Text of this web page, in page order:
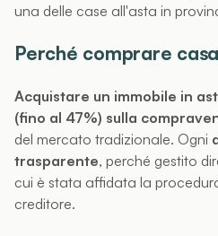
una delle case all'asta in
Perché comprare
Acquistare un immobile in
(fino al 47%) sulla
del mercato tradizionale. Ogni
trasparente, perché gestito
cui è stata affidata la
creditore.